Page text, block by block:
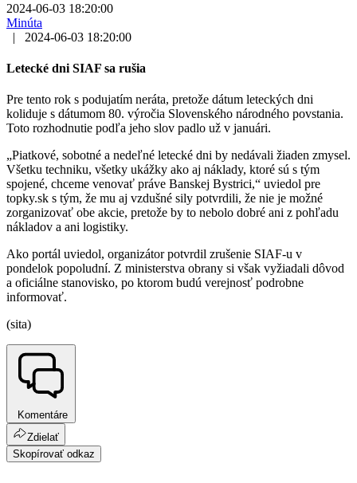
2024-06-03 18:20:00
Minúta
|
2024-06-03 18:20:00
Letecké dni SIAF sa rušia
Pre tento rok s podujatím neráta, pretože dátum leteckých dni
koliduje s dátumom 80. výročia Slovenského národného povstania.
Toto rozhodnutie podľa jeho slov padlo už v januári.
„Piatkové, sobotné a nedeľné letecké dni by nedávali žiaden zmysel.
Všetku techniku, všetky ukážky ako aj náklady, ktoré sú s tým
spojené, chceme venovať práve Banskej Bystrici,“ uviedol pre
topky.sk s tým, že mu aj vzdušné sily potvrdili, že nie je možné
zorganizovať obe akcie, pretože by to nebolo dobré ani z pohľadu
nákladov a ani logistiky.
Ako portál uviedol, organizátor potvrdil zrušenie SIAF-u v
pondelok popoludní. Z ministerstva obrany si však vyžiadali dôvod
a oficiálne stanovisko, po ktorom budú verejnosť podrobne
informovať.
(sita)
Komentáre
Zdielať
Skopírovať odkaz